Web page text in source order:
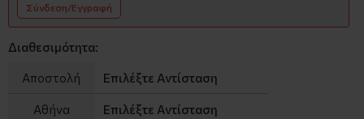
Σύνδεση/Εγγραφή
Διαθεσιμότητα:
Αποστολή Επιλέξτε Αντίσταση
Αθήνα Επιλέξτε Αντίσταση